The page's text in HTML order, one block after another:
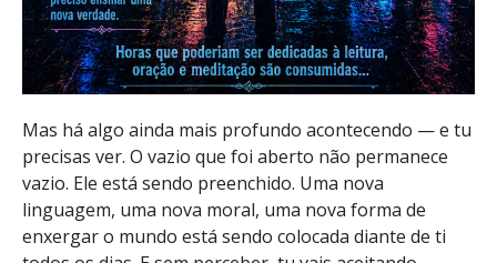
Mas há algo ainda mais profundo acontecendo — e tu
precisas ver. O vazio que foi aberto não permanece
vazio. Ele está sendo preenchido. Uma nova
linguagem, uma nova moral, uma nova forma de
enxergar o mundo está sendo colocada diante de ti